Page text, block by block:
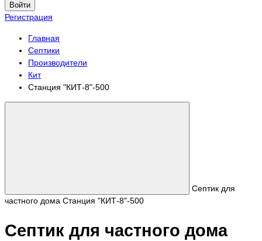
Войти
Регистрация
Главная
Септики
Производители
Кит
Станция "КИТ-8"-500
Септик для
частного дома Станция "КИТ-8"-500
Септик для частного дома